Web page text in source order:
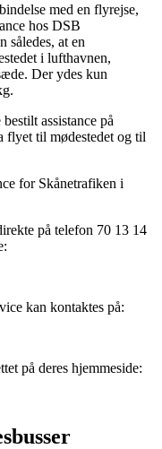
med en flyrejse,
hos DSB
således, at en
i lufthavnen,
Der ydes kun
assistance på
flyet til mødestedet og til
for Skånetrafiken i
på telefon 70 13 14
kan kontaktes på:
på deres hjemmeside: